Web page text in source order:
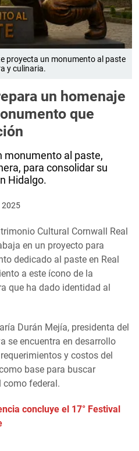
proyecta un monumento al paste
y culinaria.
un homenaje
que
monumento al paste,
para consolidar su
Hidalgo.
2025
Cultural Cornwall Real
en un proyecto para
dedicado al paste en Real
a este ícono de la
que ha dado identidad al
Durán Mejía, presidenta del
se encuentra en desarrollo
y costos del
base para buscar
federal.
concluye el 17° Festival